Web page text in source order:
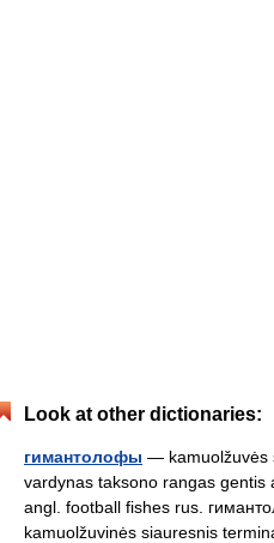
Look at other dictionaries:
гимантолофы — kamuolžuvės
vardynas taksono rangas gentis
angl. football fishes rus.
kamuolžuvinės siauresnis